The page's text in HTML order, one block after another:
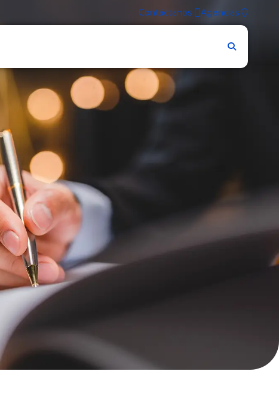
Contáctanos Agencias
Accede a
INGRESAR
Conoce lasnuevas funcionalidades
nuestra nueva BGR Digital